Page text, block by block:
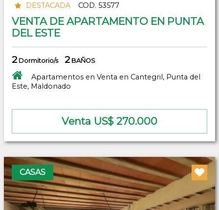
DESTACADA COD. 53577
VENTA DE APARTAMENTO EN PUNTA
DEL ESTE
2 Dormitorio/s 2BAÑOS
Apartamentos en Venta en Cantegril, Punta del
Este, Maldonado
Venta US$ 270.000
CASAS